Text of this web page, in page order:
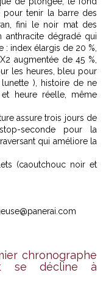
pour tenir la barre des
fini le noir mat des
anthracite dégradé qui
: index élargis de 20 %,
augmentée de 45 %,
les heures, bleu pour
), histoire de ne
heure réelle, même
assure trois jours de
seconde pour la
qui améliore la
(caoutchouc noir et
chronographe
se décline à